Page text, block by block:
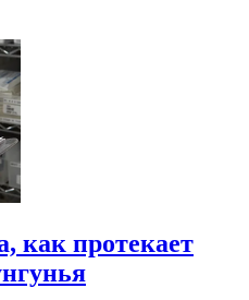
как протекает